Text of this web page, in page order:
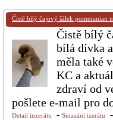
Čistě bílý čajový šálek pomeranian
Čistě bílý
bílá dívka
měla také
KC a
zdraví od
pošlete e-mail pro
Detail inzerátu - Smazání izerátu